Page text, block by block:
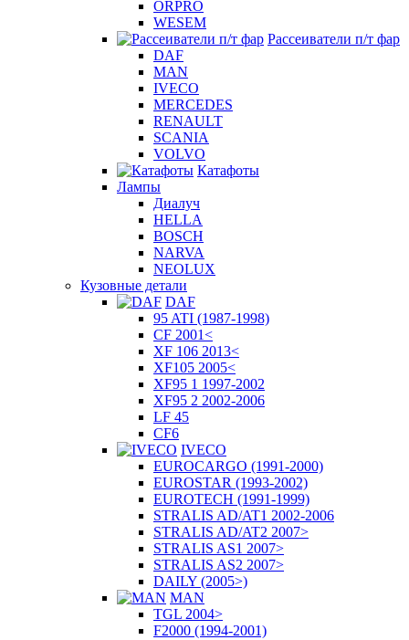
ORPRO
WESEM
Рассеиватели п/т фар
DAF
MAN
IVECO
MERCEDES
RENAULT
SCANIA
VOLVO
Катафоты
Лампы
Диалуч
HELLA
BOSCH
NARVA
NEOLUX
Кузовные детали
DAF
95 ATI (1987-1998)
CF 2001<
XF 106 2013<
XF105 2005<
XF95 1 1997-2002
XF95 2 2002-2006
LF 45
CF6
IVECO
EUROCARGO (1991-2000)
EUROSTAR (1993-2002)
EUROTECH (1991-1999)
STRALIS AD/AT1 2002-2006
STRALIS AD/AT2 2007>
STRALIS AS1 2007>
STRALIS AS2 2007>
DAILY (2005>)
MAN
TGL 2004>
F2000 (1994-2001)